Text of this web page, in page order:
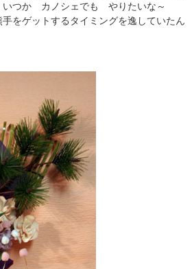
、いつか カノシェでも やりたいな～
をゲットするタイミングを逸していたん